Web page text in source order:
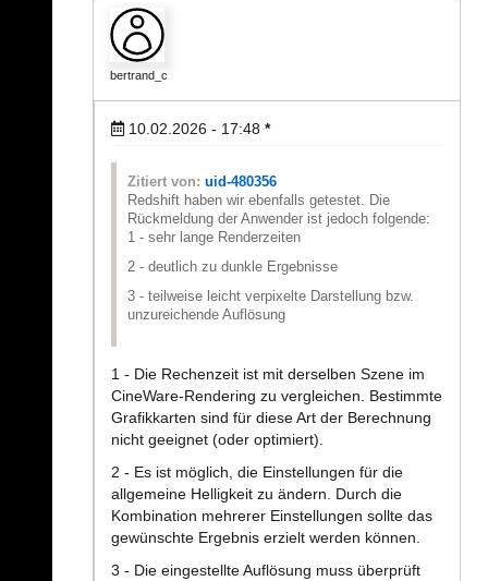
bertrand_c
10.02.2026 - 17:48 *
Zitiert von: uid-480356
Redshift haben wir ebenfalls getestet. Die
Rückmeldung der Anwender ist jedoch folgende:
1 - sehr lange Renderzeiten
2 - deutlich zu dunkle Ergebnisse
3 - teilweise leicht verpixelte Darstellung bzw.
unzureichende Auflösung
1 - Die Rechenzeit ist mit derselben Szene im
CineWare-Rendering zu vergleichen. Bestimmte
Grafikkarten sind für diese Art der Berechnung
nicht geeignet (oder optimiert).
2 - Es ist möglich, die Einstellungen für die
allgemeine Helligkeit zu ändern. Durch die
Kombination mehrerer Einstellungen sollte das
gewünschte Ergebnis erzielt werden können.
3 - Die eingestellte Auflösung muss überprüft